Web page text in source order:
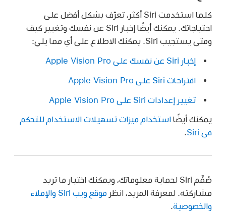
كلما استخدمت Siri أكثر، تعرّف بشكل أفضل على
احتياجاتك. يمكنك أيضًا إخبار Siri عن نفسك وتغيير كيف
ومتى يستجيب Siri. يمكنك الاطلاع على أي مما يلي:
إخبار Siri عن نفسك على Apple Vision Pro
اقتراحات Siri على Apple Vision Pro
تغيير إعدادات Siri على Apple Vision Pro
يمكنك أيضًا استخدام ميزات تسهيلات الاستخدام للتحكم
في Siri
صُمِّم Siri لحماية معلوماتك، ويمكنك اختيار ما تريد
مشاركته. لمعرفة المزيد، انظر
موقع ويب Siri والإملاء
والخصوصية